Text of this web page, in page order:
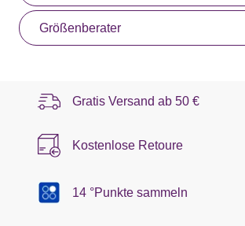
Größenberater
Gratis Versand ab 50 €
Kostenlose Retoure
14 °Punkte sammeln